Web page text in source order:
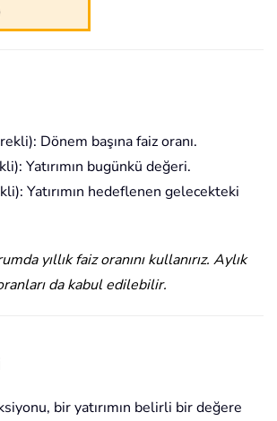
Dönem başına faiz oranı.
Yatırımın bugünkü değeri.
Yatırımın hedeflenen gelecekteki
yıllık faiz oranını kullanırız. Aylık
da kabul edilebilir.
bir yatırımın belirli bir değere